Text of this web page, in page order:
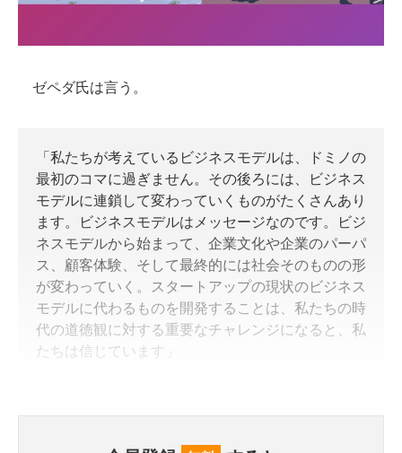
ゼペダ氏は言う。
「私たちが考えているビジネスモデルは、ドミノの
最初のコマに過ぎません。その後ろには、ビジネス
モデルに連鎖して変わっていくものがたくさんあり
ます。ビジネスモデルはメッセージなのです。ビジ
ネスモデルから始まって、企業文化や企業のパーパ
ス、顧客体験、そして最終的には社会そのものの形
が変わっていく。スタートアップの現状のビジネス
モデルに代わるものを開発することは、私たちの時
代の道徳観に対する重要なチャレンジになると、私
たちは信じています」